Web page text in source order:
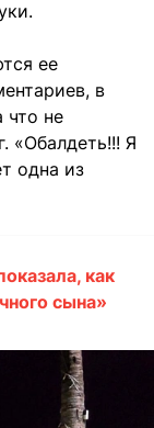
ее
в
что не
«Обалдеть!!! Я
одна из
как
сына»